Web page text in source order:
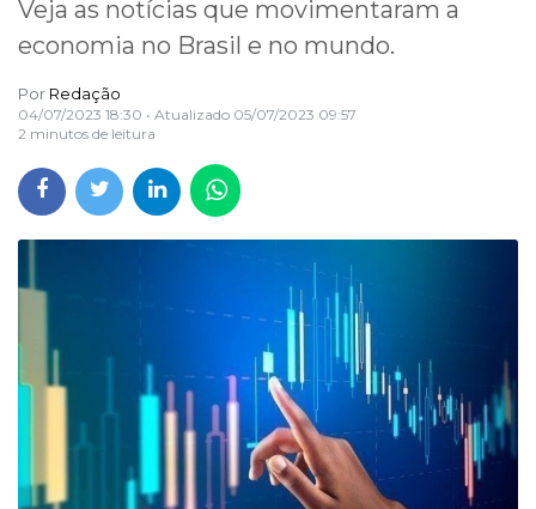
Veja as notícias que movimentaram a
economia no Brasil e no mundo.
Por Redação
04/07/2023 18:30 • Atualizado 05/07/2023 09:57
2 minutos de leitura